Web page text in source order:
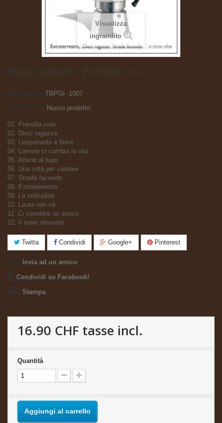
Visualizza
ingrandito
Gusto Italiano - Prendila cosi
Riferimento
TBPGI -1007
Nuovo prodotto
01. Prendila cosi
02. Dieci ragazze
03. Limportante è finire
04. Lamore ci cambia la vita
05. Attenti al lupo
06. Una città per cantare
07. Strada facendo
08. Extraterrestre
09. La solitudine
10. Laura non cè
11. Ci vorrebbe un amico
12. Il mare dinverno
Twitta Condividi Google+ Pinterest
Invia ad un amico
Condividi su Facebook!
Stampa
16.90 CHF tasse incl.
Quantità
Aggiungi al carrello